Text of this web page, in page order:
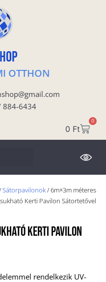
OTTHON
884-6434
0 Ft
0
Sátorpavilonok/ 6m×3m méteres
Kerti Pavilon Sátortetővel
Kerti Pavilon
rendelkezik UV-